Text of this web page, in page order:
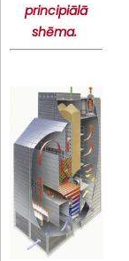
principiālā
shēma.